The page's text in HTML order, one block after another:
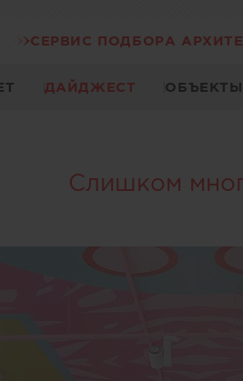
СЕРВИС ПОДБОРА
ДАЙДЖЕСТ ОБЪЕКТЫ
Слишком